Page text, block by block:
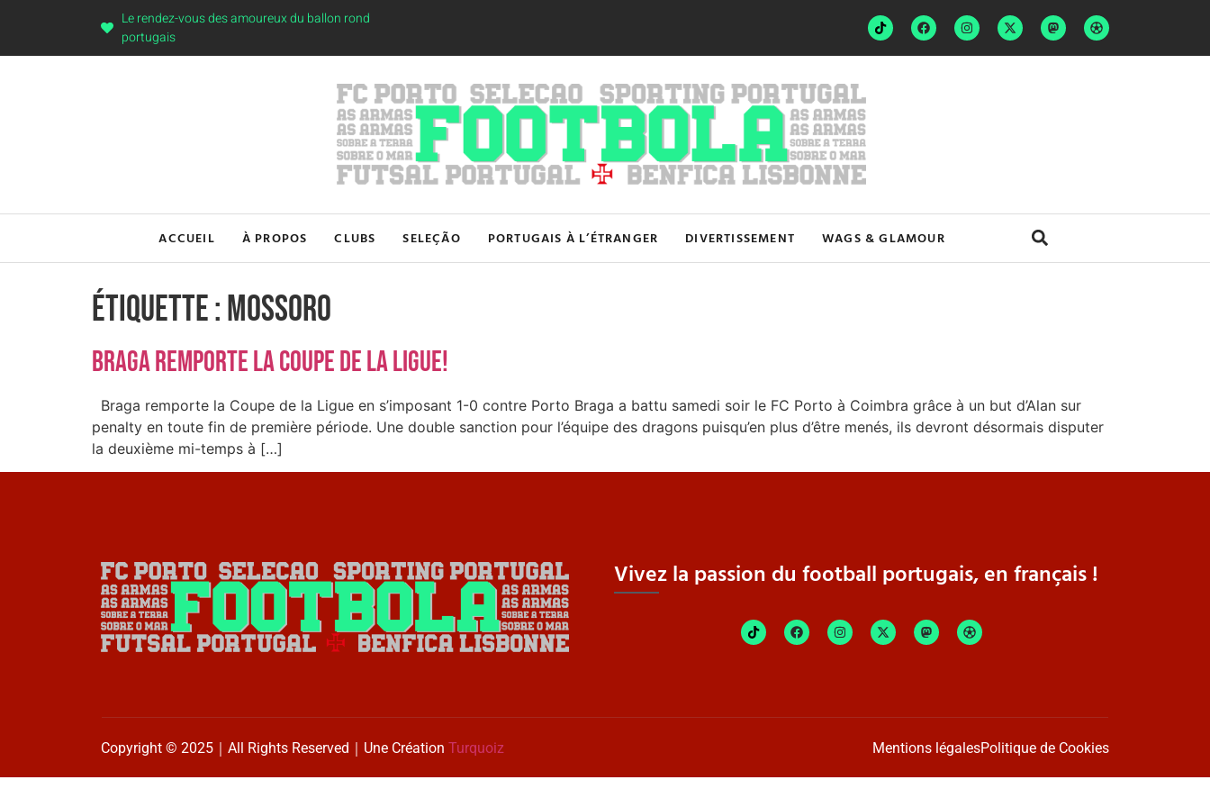
Le rendez-vous des amoureux du ballon rond
portugais
ACCUEIL À PROPOS CLUBS SELEÇÃO PORTUGAIS À L’ÉTRANGER DIVERTISSEMENT WAGS & GLAMOUR
Étiquette :Mossoro
Braga remporte la coupe de la ligue!
Braga remporte la Coupe de la Ligue en s’imposant 1-0 contre Porto Braga a battu samedi soir le FC Porto à Coimbra grâce à un but d’Alan sur
penalty en toute fin de première période. Une double sanction pour l’équipe des dragons puisqu’en plus d’être menés, ils devront désormais disputer
la deuxième mi-temps à […]
Vivez la passion du football portugais, en français !
Copyright © 2025｜All Rights Reserved｜Une Création Turquoiz Mentions légalesPolitique de Cookies